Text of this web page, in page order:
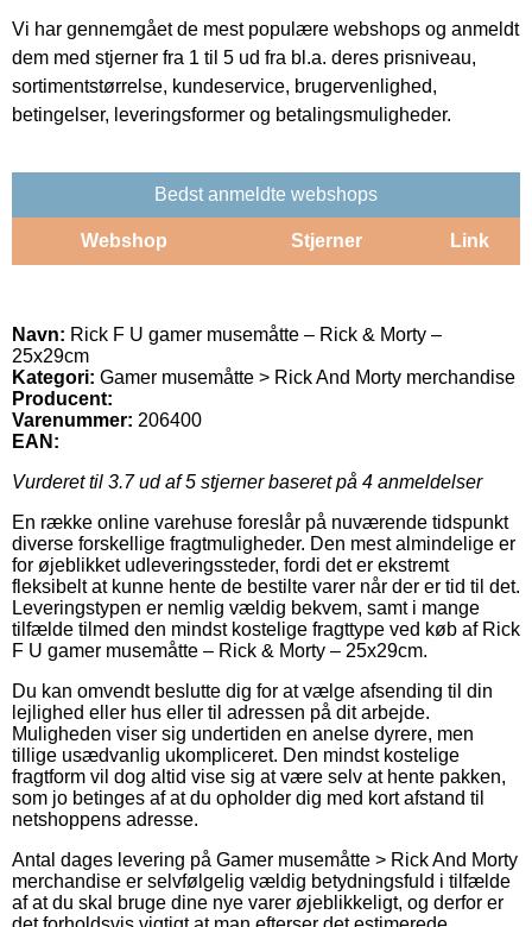
Vi har gennemgået de mest populære webshops og anmeldt
dem med stjerner fra 1 til 5 ud fra bl.a. deres prisniveau,
sortimentstørrelse, kundeservice, brugervenlighed,
betingelser, leveringsformer og betalingsmuligheder.
Bedst anmeldte webshops
Webshop Stjerner Link
Navn: Rick F U gamer musemåtte – Rick & Morty –
25x29cm
Kategori: Gamer musemåtte > Rick And Morty merchandise
Producent:
Varenummer: 206400
EAN:
Vurderet til 3.7ud af 5 stjerner baseret på 4 anmeldelser
En række online varehuse foreslår på nuværende tidspunkt
diverse forskellige fragtmuligheder. Den mest almindelige er
for øjeblikket udleveringssteder, fordi det er ekstremt
fleksibelt at kunne hente de bestilte varer når der er tid til det.
Leveringstypen er nemlig vældig bekvem, samt i mange
tilfælde tilmed den mindst kostelige fragttype ved køb af Rick
F U gamer musemåtte – Rick & Morty – 25x29cm.
Du kan omvendt beslutte dig for at vælge afsending til din
lejlighed eller hus eller til adressen på dit arbejde.
Muligheden viser sig undertiden en anelse dyrere, men
tillige usædvanlig ukompliceret. Den mindst kostelige
fragtform vil dog altid vise sig at være selv at hente pakken,
som jo betinges af at du opholder dig med kort afstand til
netshoppens adresse.
Antal dages levering på Gamer musemåtte > Rick And Morty
merchandise er selvfølgelig vældig betydningsfuld i tilfælde
af at du skal bruge dine nye varer øjeblikkeligt, og derfor er